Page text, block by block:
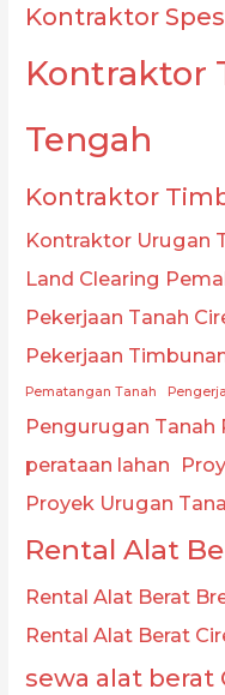
Kontraktor
Kontraktor
Tengah
Kontraktor
Kontraktor Urugan
Land Clearing
Pekerjaan Tanah
Pekerjaan
Pematangan Tanah
Pengurugan Tanah
perataan lahan
Proyek Urugan
Rental Alat
Rental Alat Berat
Rental Alat Berat
sewa alat berat